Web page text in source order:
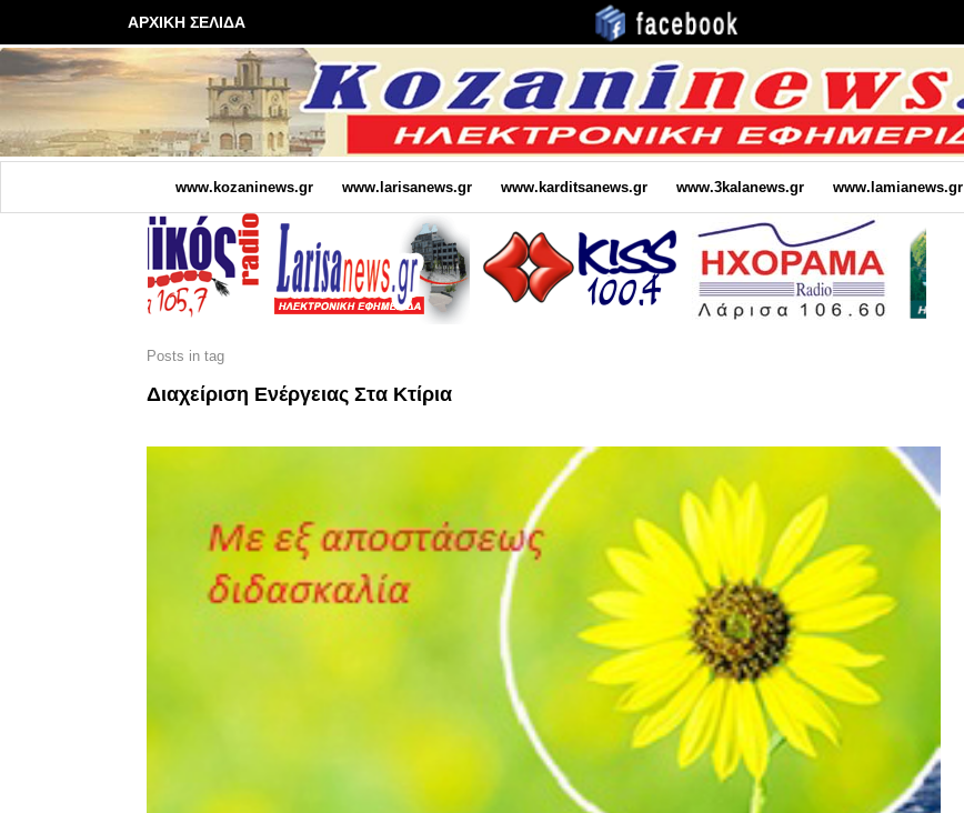
ΑΡΧΙΚΗ ΣΕΛΙΔΑ
www.kozaninews.gr www.larisanews.gr www.karditsanews.gr www.3kalanews.gr www.lamianews.gr
Posts in tag
Διαχείριση Ενέργειας Στα Κτίρια